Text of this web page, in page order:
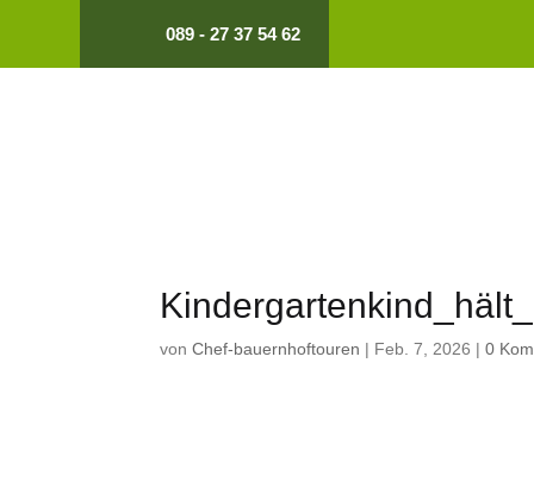
089 - 27 37 54 62
vonChef-bauernhoftouren | Feb. 7, 2026 |0